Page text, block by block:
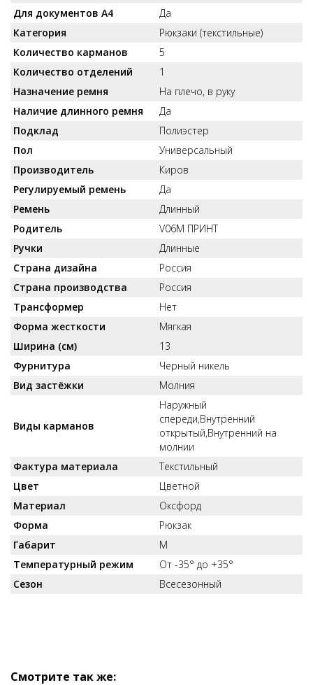
Для документов А4
Да
Категория
Рюкзаки (текстильные)
Количество карманов
5
Количество отделений
1
Назначение ремня
На плечо, в руку
Наличие длинного ремня
Да
Подклад
Полиэстер
Пол
Универсальный
Производитель
Киров
Регулируемый ремень
Да
Ремень
Длинный
Родитель
V06M ПРИНТ
Ручки
Длинные
Страна дизайна
Россия
Страна производства
Россия
Трансформер
Нет
Форма жесткости
Мягкая
Ширина (см)
13
Фурнитура
Черный никель
Вид застёжки
Молния
Виды карманов
Наружный
спереди,Внутренний
открытый,Внутренний на
молнии
Фактура материала
Текстильный
Цвет
Цветной
Материал
Оксфорд
Форма
Рюкзак
Габарит
M
Температурный режим
От -35° до +35°
Сезон
Всесезонный
Смотрите так же: